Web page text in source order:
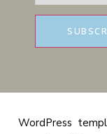
WordPress